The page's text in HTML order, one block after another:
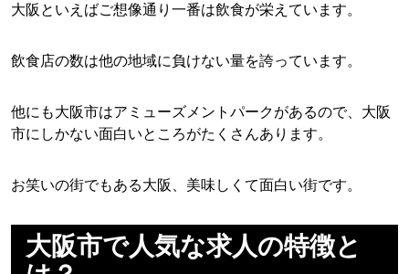
大阪といえばご想像通り一番は飲食が栄えています。
飲食店の数は他の地域に負けない量を誇っています。
他にも大阪市はアミューズメントパークがあるので、大阪
市にしかない面白いところがたくさんあります。
お笑いの街でもある大阪、美味しくて面白い街です。
大阪市で人気な求人の特徴と